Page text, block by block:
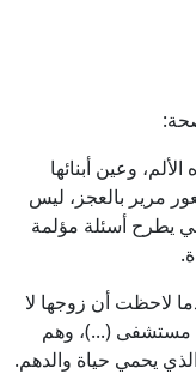
وعين أبنائها
مرير بالعجز، ليس
يطرح أسئلة مؤلمة
لاحظت أن زوجها لا
مستشفى (...)، وهم
يحمي حياة والدهم.